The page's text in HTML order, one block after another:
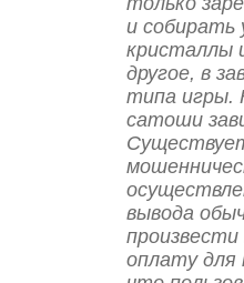
и собирать
кристаллы
другое, в
типа игры.
сатоши
вывода
оплату для